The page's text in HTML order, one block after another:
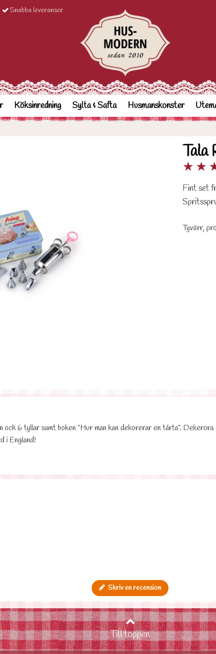
Snabba leveranser
Köksinredning Sylta & Safta Husmanskonster
Tala
★ ★
Fint set
Tyvärr,
6 tyllar samt boken "Hur man kan dekorerar en tårta". Dekerora
i England!
Skriv en recension
Till toppen